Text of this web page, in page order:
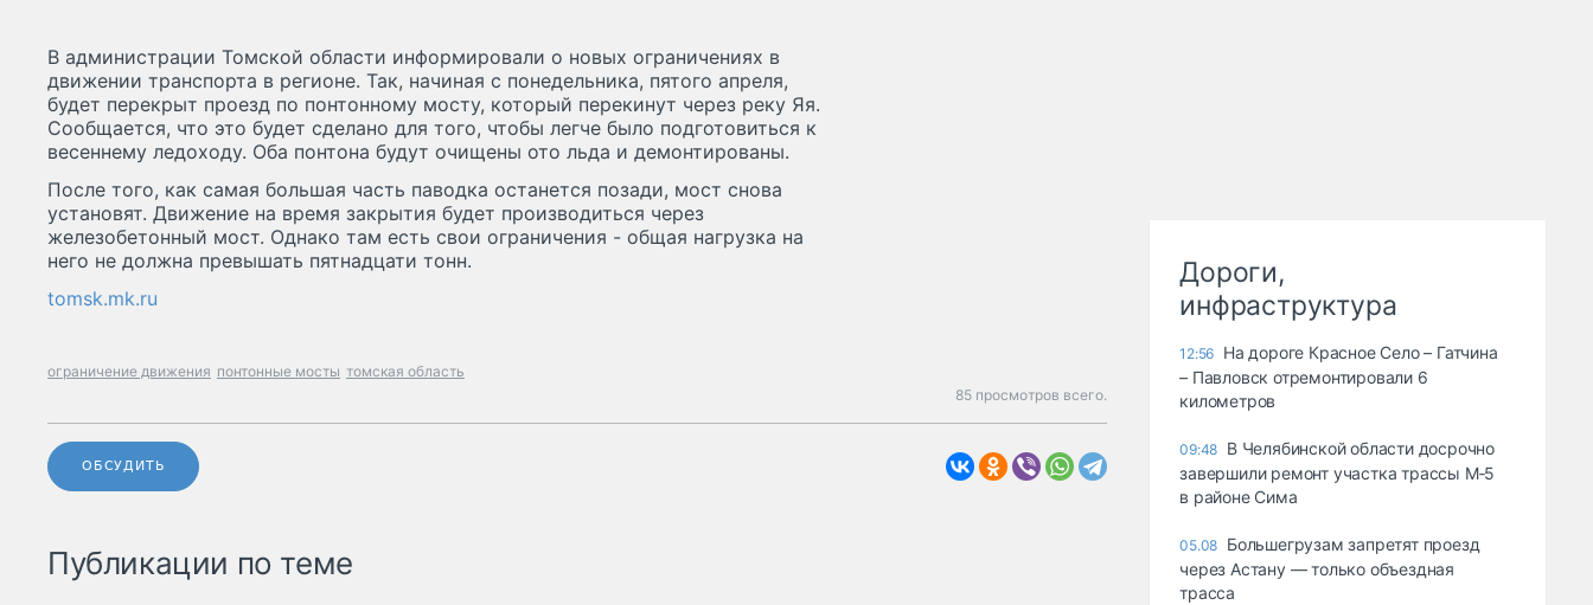
В администрации Томской области информировали о новых ограничениях в
движении транспорта в регионе. Так, начиная с понедельника, пятого апреля,
будет перекрыт проезд по понтонному мосту, который перекинут через реку Яя.
Сообщается, что это будет сделано для того, чтобы легче было подготовиться к
весеннему ледоходу. Оба понтона будут очищены ото льда и демонтированы.
После того, как самая большая часть паводка останется позади, мост снова
установят. Движение на время закрытия будет производиться через
железобетонный мост. Однако там есть свои ограничения - общая нагрузка на
него не должна превышать пятнадцати тонн.
tomsk.mk.ru
ограничение движения понтонные мосты томская область
85 просмотров всего.
ОБСУДИТЬ
Публикации по теме
Дороги,
инфраструктура
12:56 На дороге Красное Село – Гатчина
– Павловск отремонтировали 6
километров
09:48 В Челябинской области досрочно
завершили ремонт участка трассы М‑5
в районе Сима
05.08 Большегрузам запретят проезд
через Астану — только объездная
трасса